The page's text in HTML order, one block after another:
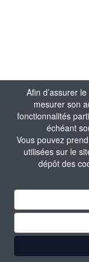
Afin d’assurer
mesurer son
fonctionnalités
échéant
Vous pouvez
utilisées sur le
dépôt des